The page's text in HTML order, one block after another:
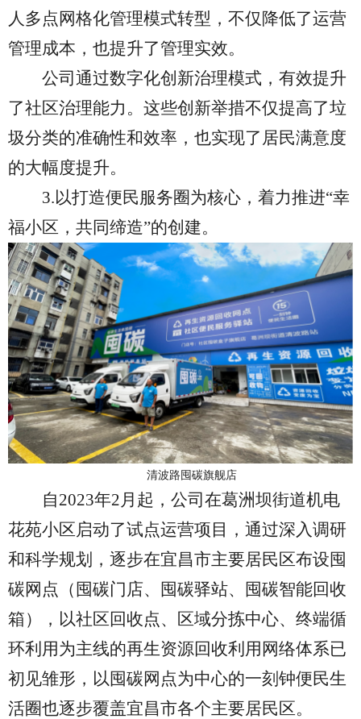
人多点网格化管理模式转型，不仅降低了运营
管理成本，也提升了管理实效。
公司通过数字化创新治理模式，有效提升
了社区治理能力。这些创新举措不仅提高了垃
圾分类的准确性和效率， 也实现了居民满意度
的大幅度提升。
3.以打造便民服务圈为核心，着力推进“幸
福小区，共同缔造”的创建。
清波路囤碳旗舰店
自2023年2月 起，公司在葛洲坝街道机电
花苑小区启动了试点运营项目，通过深入调研
和科学规划，逐步在宜昌市主要居民区布设囤
碳网点（囤碳门店、囤碳驿站、囤碳智能回收
箱）
，以社区回收点、区域分拣中心、终端循
环利用为主线的再生资源回收利用网络体系已
初见雏形 ， 以囤碳网点为中心的一刻钟便民生
活圈也逐步覆盖宜昌市各个主要居民区。